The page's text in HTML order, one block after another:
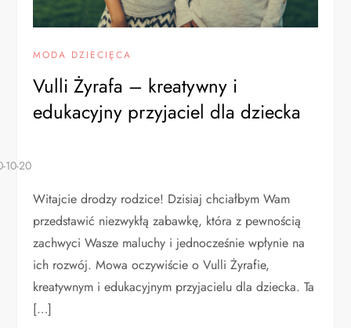
MODA DZIECIĘCA
Vulli Żyrafa – kreatywny i
edukacyjny przyjaciel dla dziecka
Witajcie drodzy rodzice! Dzisiaj chciałbym Wam
przedstawić niezwykłą zabawkę, która z pewnością
zachwyci Wasze maluchy i jednocześnie wpłynie na
ich rozwój. Mowa oczywiście o Vulli Żyrafie,
kreatywnym i edukacyjnym przyjacielu dla dziecka. Ta
[…]